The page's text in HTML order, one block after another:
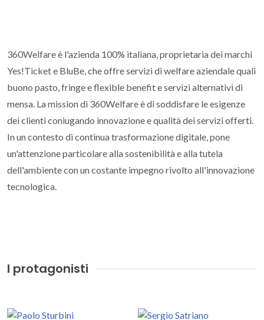
360Welfare è l'azienda 100% italiana, proprietaria dei marchi
Yes!Ticket e BluBe, che offre servizi di welfare aziendale quali
buono pasto, fringe e flexible benefit e servizi alternativi di
mensa. La mission di 360Welfare è di soddisfare le esigenze
dei clienti coniugando innovazione e qualità dei servizi offerti.
In un contesto di continua trasformazione digitale, pone
un'attenzione particolare alla sostenibilità e alla tutela
dell'ambiente con un costante impegno rivolto all'innovazione
tecnologica.
I protagonisti